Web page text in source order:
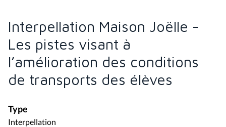
Interpellation Maison Joëlle -
Les pistes visant à
l’amélioration des conditions
de transports des élèves
Type
Interpellation